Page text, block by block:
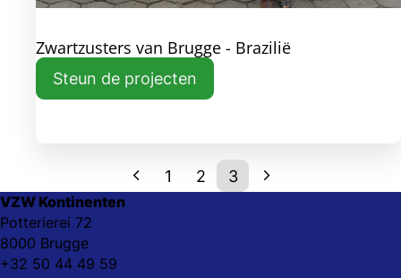
Zwartzusters van Brugge - Brazilië
Steun de projecten
1 2 3
VZW Kontinenten
Potterierei 72
8000 Brugge
+32 50 44 49 59